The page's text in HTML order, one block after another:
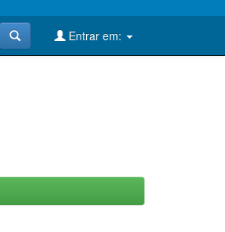
Entrar em: